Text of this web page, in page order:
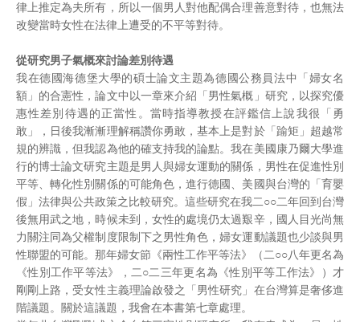
律上推定為夫所有，所以一個男人對他配偶合理善意對待，也無法
改變當時女性在法律上遭受的不平等對待。
從研究男子氣概來討論差別待遇
我在德國海德堡大學的碩士論文主題為德國公務員法中「婦女名
額」的合憲性，論文中以一章來介紹「男性氣概」研究，以探究優
惠性差別待遇的正當性。當時指導教授在評鑑信上說我很「勇
敢」，日後我漸漸理解稱讚你勇敢，基本上是對於「踰矩」超越常
規的辨識，但我認為他的確支持我的論點。我在美國康乃爾大學進
行的博士論文研究主題是男人與婦女運動的關係，男性在促進性別
平等、轉化性別關係的可能角色，進行德國、美國與台灣的「育嬰
假」法律與公共政策之比較研究。這些研究在我二○○二年回到台灣
後無用武之地，時候未到，女性的處境仍太過艱辛，國人目光尚無
力關注同為父權制度限制下之男性角色，婦女運動議題也少談與男
性聯盟的可能。那年婦女節《兩性工作平等法》（二○○八年更名為
《性別工作平等法》，二○二三年更名為《性別平等工作法》）才
剛剛上路，受女性主義理論啟發之「男性研究」在台灣算是奢侈進
階議題。關於這議題，我會在本書第七章處理。